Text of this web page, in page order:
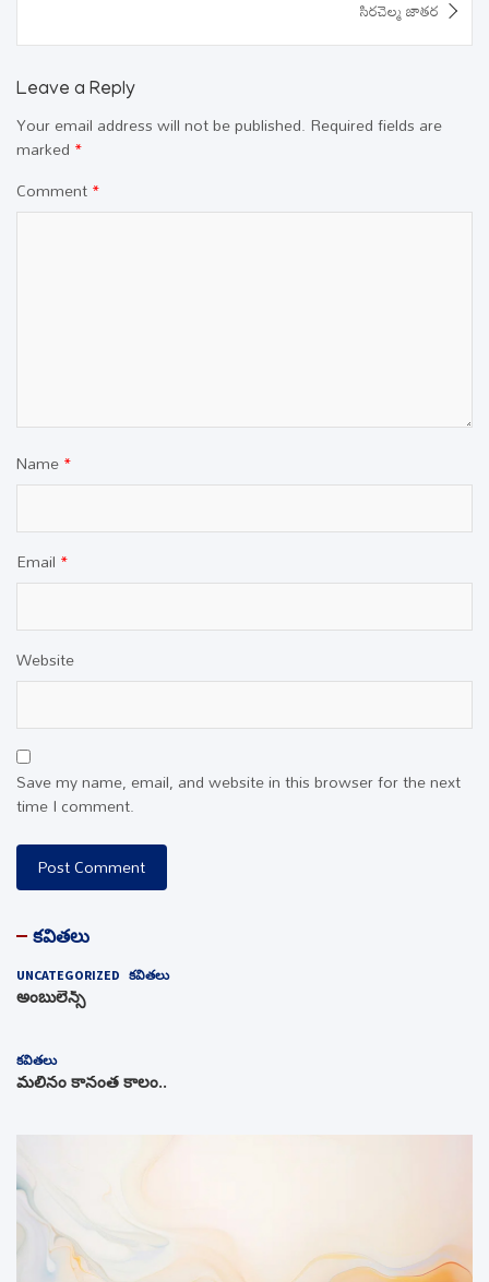
సిరచెల్మ జాతర
Leave a Reply
Your email address will not be published. Required fields are
marked *
Comment*
Name*
Email *
Website
Save my name, email, and website in this browser for the next
time I comment.
కవితలు
UNCATEGORIZED కవితలు
అంబులెన్స్‌
కవితలు
మలినం కానంత కాలం..